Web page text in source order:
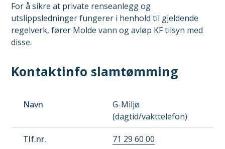
For å sikre at private renseanlegg og
utslippsledninger fungerer i henhold til gjeldende
regelverk, fører Molde vann og avløp KF tilsyn med
disse.
Kontaktinfo slamtømming
Navn
Tlf.nr.
G-Miljø
(dagtid/vakttelefon)
71 29 60 00